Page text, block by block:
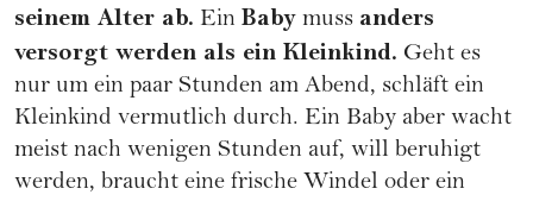
seinem Alter ab. Ein Baby muss anders
versorgt werden als ein Kleinkind. Geht es
nur um ein paar Stunden am Abend, schläft ein
Kleinkind vermutlich durch. Ein Baby aber wacht
meist nach wenigen Stunden auf, will beruhigt
werden, braucht eine frische Windel oder ein